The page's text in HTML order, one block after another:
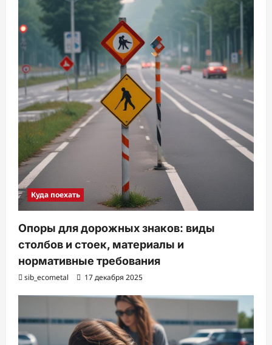
Куда поехать
Опоры для дорожных знаков: виды
столбов и стоек, материалы и
нормативные требования
sib_ecometal 17 декабря 2025